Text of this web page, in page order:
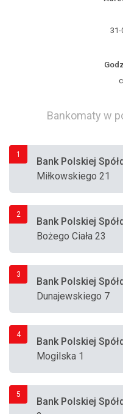
31-
Bankomaty w
1
Bank Polskiej
Miłkowskiego 21
2
Bank Polskiej
Bożego Ciała 23
3
Bank Polskiej
Dunajewskiego 7
4
Bank Polskiej
Mogilska 1
5
Bank Polskiej